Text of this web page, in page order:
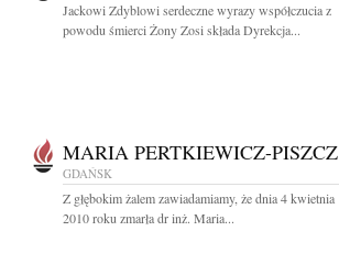
Jackowi Zdyblowi serdeczne wyrazy współczucia z
powodu śmierci Żony Zosi składa Dyrekcja...
MARIA PERTKIEWICZ-PISZCZ
GDAŃSK
Z głębokim żalem zawiadamiamy, że dnia 4 kwietnia
2010 roku zmarła dr inż. Maria...